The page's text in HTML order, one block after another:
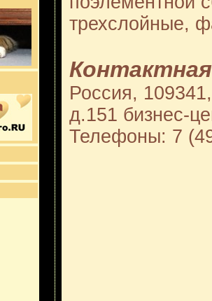
трехслойные,
Россия,
д.151 бизнес-
Телефоны: 7